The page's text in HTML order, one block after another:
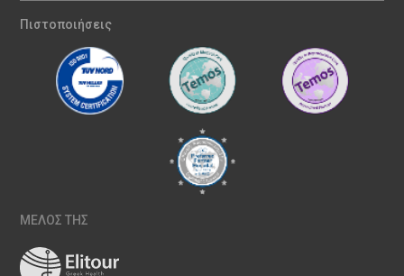
Πιστοποιήσεις
ΜΕΛΟΣ ΤΗΣ